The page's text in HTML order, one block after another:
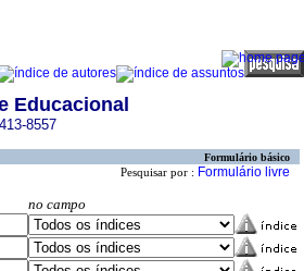
Educacional
8557
Formulário básico
Pesquisar por : Formulário livre
no campo